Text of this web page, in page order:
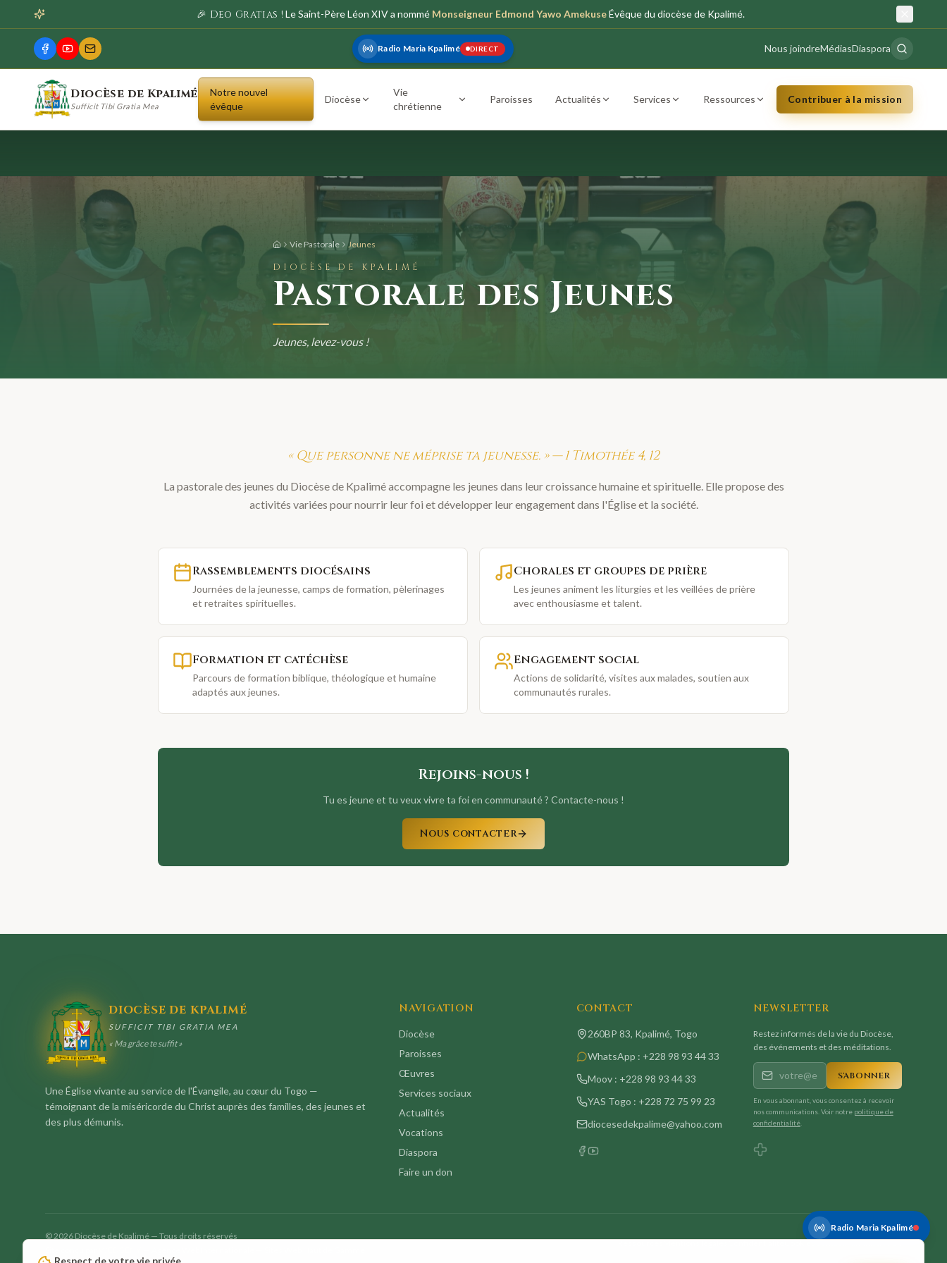
Respect de votre vie privée
🎉 Deo Gratias !Le Saint-Père Léon XIV a nommé Monseigneur Edmond Yawo AmekuseÉvêque du diocèse de Kpalimé.
Radio Maria Kpalimé DIRECT Nous joindreMédiasDiaspora
Diocèse de Kpalimé
Sufficit Tibi Gratia Mea
Notre nouvel
évêque
Diocèse
Vie
chrétienne
Paroisses Actualités Services Ressources Contribuer à la mission
Vie Pastorale Jeunes
DIOCÈSE DE KPALIMÉ
Pastorale des Jeunes
Jeunes, levez-vous !
« Que personne ne méprise ta jeunesse. » — 1 Timothée 4, 12
La pastorale des jeunes du Diocèse de Kpalimé accompagne les jeunes dans leur croissance humaine et spirituelle. Elle propose des
activités variées pour nourrir leur foi et développer leur engagement dans l'Église et la société.
Rassemblements diocésains
Journées de la jeunesse, camps de formation, pèlerinages
et retraites spirituelles.
Chorales et groupes de prière
Les jeunes animent les liturgies et les veillées de prière
avec enthousiasme et talent.
Formation et catéchèse
Parcours de formation biblique, théologique et humaine
adaptés aux jeunes.
Engagement social
Actions de solidarité, visites aux malades, soutien aux
communautés rurales.
Rejoins-nous !
Tu es jeune et tu veux vivre ta foi en communauté ? Contacte-nous !
Nous contacter
DIOCÈSE DE KPALIMÉ
SUFFICIT TIBI GRATIA MEA
« Ma grâce te suffit »
Une Église vivante au service de l'Évangile, au cœur du Togo —
témoignant de la miséricorde du Christ auprès des familles, des jeunes et
des plus démunis.
NAVIGATION
Diocèse
Paroisses
Œuvres
Services sociaux
Actualités
Vocations
Diaspora
Faire un don
CONTACT
260BP 83, Kpalimé, Togo
WhatsApp : +228 98 93 44 33
Moov : +228 98 93 44 33
YAS Togo : +228 72 75 99 23
diocesedekpalime@yahoo.com
NEWSLETTER
Restez informés de la vie du Diocèse,
des événements et des méditations.
S'ABONNER
En vous abonnant, vous consentez à recevoir
nos communications. Voir notre politique de
confidentialité.
©2026 Diocèse de Kpalimé — Tous droits réservés
RessourcesMentions légalesConfidentialitéCookiesContactAdministration
Radio Maria Kpalimé